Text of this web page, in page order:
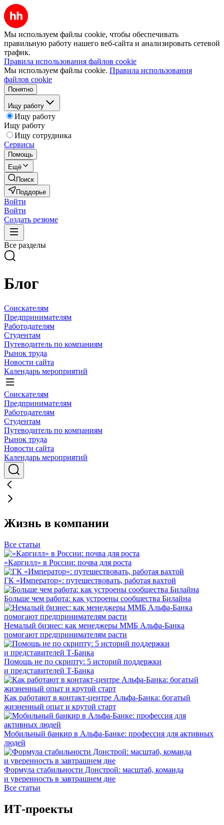
Мы используем файлы cookie, чтобы обеспечивать
правильную работу нашего веб-сайта и анализировать сетевой
трафик.
Правила использования файлов cookie
Мы используем файлы cookie. Правила использования
файлов cookie
Понятно
Ищу работу
Ищу работу
Ищу работу
Ищу сотрудника
Сервисы
Помощь
Ещё
Поиск
Поддорье
Войти
Войти
Создать резюме
Все разделы
Блог
Соискателям
Предпринимателям
Работодателям
Студентам
Путеводитель по компаниям
Рынок труда
Новости сайта
Календарь мероприятий
Соискателям
Предпринимателям
Работодателям
Студентам
Путеводитель по компаниям
Рынок труда
Новости сайта
Календарь мероприятий
Жизнь в компании
Все статьи
«Каргилл» в России: почва для роста
ГК «Император»: путешествовать, работая вахтой
Больше чем работа: как устроены сообщества Билайна
Немалый бизнес: как менеджеры ММБ Альфа-Банка
помогают предпринимателям расти
Помощь не по скрипту: 5 историй поддержки
и представителей Т-Банка
Как работают в контакт-центре Альфа-Банка: богатый
жизненный опыт и крутой старт
Мобильный банкир в Альфа-Банке: профессия для активных
людей
Формула стабильности Донстрой: масштаб, команда
и уверенность в завтрашнем дне
Все статьи
ИТ-проекты